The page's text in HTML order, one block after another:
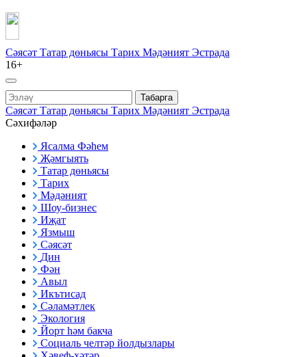
Сәясәт Татар дөньясы Тарих Мәдәният Эстрада
16+
Табарга
Сәясәт Татар дөньясы Тарих Мәдәният Эстрада
Сәхифәләр
Ясалма Фәһем
Җәмгыять
Татар дөньясы
Тарих
Мәдәният
Шоу-бизнес
Иҗат
Язмыш
Сәясәт
Дин
Фән
Авыл
Икътисад
Сәламәтлек
Экология
Йорт һәм бакча
Социаль челтәр йолдызлары